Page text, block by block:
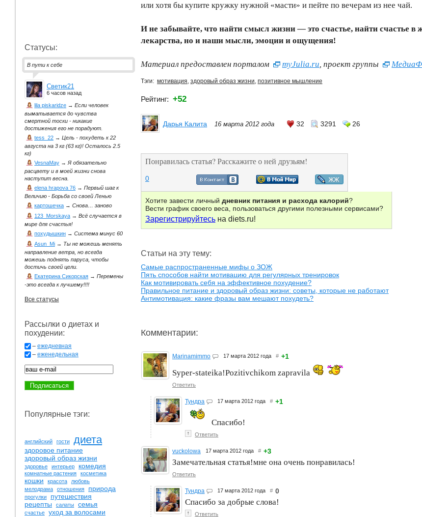
или хотя бы купите кружку нужной «масти» и пейте по вечерам из нее чай.
И не забывайте, что найти смысл жизни — это счастье, найти счастье
лекарства, но и наши мысли, эмоции и ощущения!
Материал предоставлен порталом myJulia.ru, проект группы
Тэги: мотивация, здоровый образ жизни, позитивное мышление
Рейтинг: +52
Дарья Калита 16 марта 2012 года 32 3291 26
Понравилась статья? Расскажите о ней друзьям!
0
Хотите завести личный дневник питания и расхода калорий?
Вести график своего веса, пользоваться другими полезными сервисами?
Зарегистрируйтесь на diets.ru!
Статьи на эту тему:
Самые распространенные мифы о ЗОЖ
Пять способов найти мотивацию для регулярных тренировок
Как мотивировать себя на эффективное похудение?
Правильное питание и здоровый образ жизни: советы, которые не работают
Антимотивация: какие фразы вам мешают похудеть?
Комментарии:
Marinamimmo 17 марта 2012 года # +1
Syper-stateika!Pozitivchikom zapravila
Ответить
Тундра 17 марта 2012 года # +1
Спасибо!
↑ Ответить
vuckolowa 17 марта 2012 года # +3
Замечательная статья!мне она очень понравилась!
Ответить
Тундра 17 марта 2012 года # 0
Спасибо за добрые слова!
↑ Ответить
Статусы:
В пути к себе
Светик21
6 часов назад
lila piskaridze → Если человек
выматывается до чувства
смертной тоски - никакие
достижения его не порадуют.
tess_22 → Цель - похудеть к 22
августа на 3 кг (63 кг)! Осталось 2.5
кг)
VesnaMay →Я обязательно
расцвету и в моей жизни снова
наступит весна.
elena hrapova 76 → Первый шаг к
Величию - Борьба со своей Ленью
картошечка → Снова… заново
123_Morskaya → Всё случается в
мире для счастья!
похудышкин → Система минус 60
Asun_Mi → Ты не можешь менять
направление ветра, но всегда
можешь поднять паруса, чтобы
достичь своей цели.
Екатерина Сикорская → Перемены
-это всегда к лучшему!!!!
Все статусы
Рассылки о диетах и
похудении:
– ежедневная
– еженедельная
Популярные тэги:
английский гости диета
здоровое питание
здоровый образ жизни
здоровье интерьер комедия
комнатные растения косметика
кошки красота
любовь
мелодрама
отношения природа
прогулки
путешествия
рецепты
салаты семья
счастье
уход за волосами